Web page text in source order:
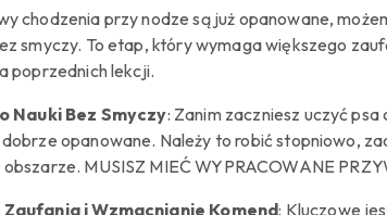
chodzenia przy nodze są już opanowane,
smyczy. To etap, który wymaga większego
poprzednich lekcji.
Nauki Bez Smyczy: Zanim zaczniesz uczyć
opanowane. Należy to robić stopniowo,
MUSISZ MIEĆ WYPRACOWANE
i Wzmacnianie Komend: Kluczowe